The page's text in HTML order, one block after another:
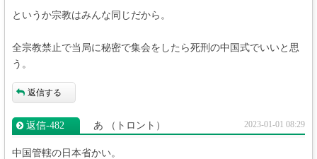
というか宗教はみんな同じだから。
全宗教禁止で当局に秘密で集会をしたら死刑の中国式でいいと思
う。
返信する
返信‐482 あ （トロント） 2023-01-01 08:29
中国管轄の日本省かい。